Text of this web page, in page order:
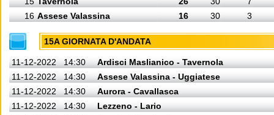
16 Assese Valassina 16 30 3
15A GIORNATA D'ANDATA
11-12-2022 14:30
Ardisci Maslianico - Tavernola
11-12-2022
14:30
Assese Valassina - Uggiatese
11-12-2022
14:30
Aurora - Cavallasca
11-12-2022
14:30
Lezzeno - Lario